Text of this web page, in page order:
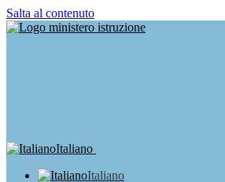
Salta al contenuto
Italiano
Italiano